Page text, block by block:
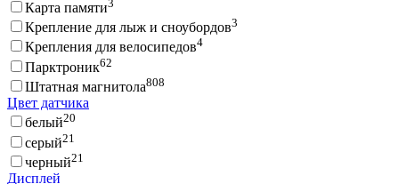
Карта памяти
Крепление для лыж и сноубордов3
Крепления для велосипедов4
Парктроник62
Штатная магнитола808
Цвет датчика
белый20
серый21
черный21
Дисплей